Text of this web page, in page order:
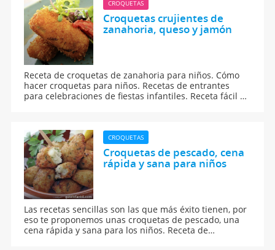
CROQUETAS
Croquetas crujientes de
zanahoria, queso y jamón
Receta de croquetas de zanahoria para niños. Cómo
hacer croquetas para niños. Recetas de entrantes
para celebraciones de fiestas infantiles. Receta fácil y
verduras para niños.
CROQUETAS
Croquetas de pescado, cena
rápida y sana para niños
Las recetas sencillas son las que más éxito tienen, por
eso te proponemos unas croquetas de pescado, una
cena rápida y sana para los niños. Receta de